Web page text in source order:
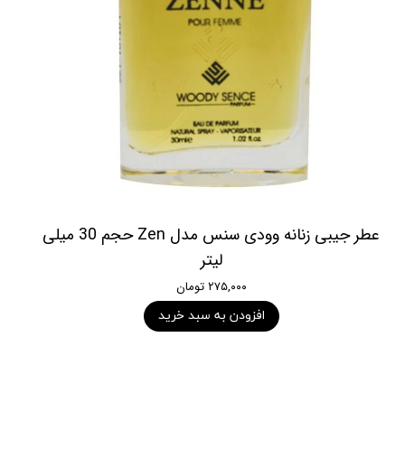
عطر جیبی زنانه وودی سنس مدل Zen حجم 30 میلی
لیتر
۲۷۵,۰۰۰ تومان
افزودن به سبد خرید